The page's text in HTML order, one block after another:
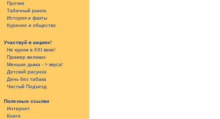
Прочие
Табачный рынок
История и факты
Курение и общество
Участвуй в акциях!
Не курим в XXI веке!
Пример великих
Меньше дыма - > вкуса!
Детский рисунок
День без табакa
Чистый Подъезд
Полезные ссылки
Интернет
Книги